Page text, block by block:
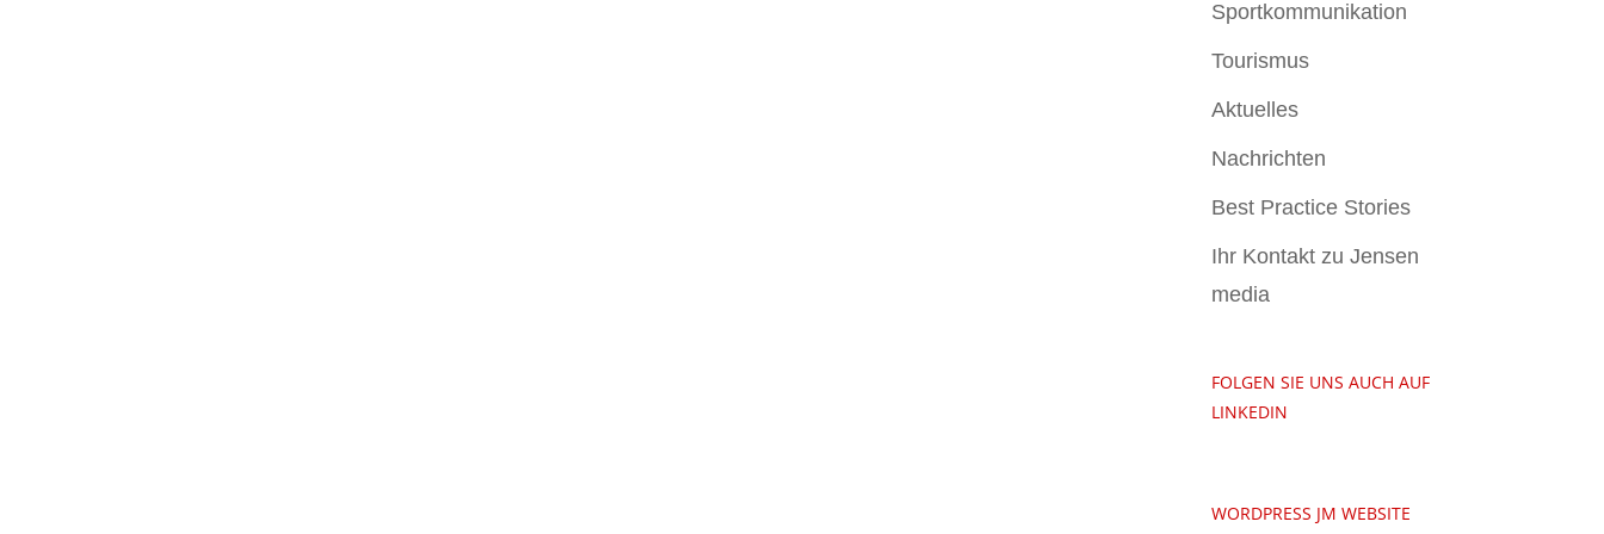
Sportkommunikation
Tourismus
Aktuelles
Nachrichten
Best Practice Stories
Ihr Kontakt zu Jensen
media
FOLGEN SIE UNS AUCH AUF
LINKEDIN
WORDPRESS JM WEBSITE